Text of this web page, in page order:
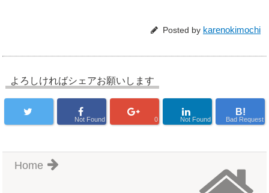
Posted by karenokimochi
よろしければシェアお願いします
Not Found 0 Not Found
B!
Bad Request
Home